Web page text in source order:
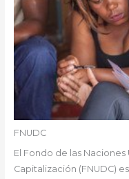
FNUDC
El Fondo de las
Capitalización (FNUDC)